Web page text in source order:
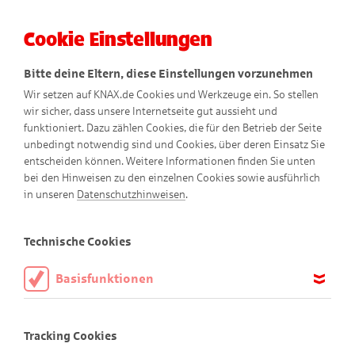
Pomm-Friedels Frühbeet
Mach es wie Pomm-Friedel!
Weißt du, welches Gemüse und Obst am besten schmeckt?
Cookie Einstellungen
Bitte deine Eltern, diese Einstellungen vorzunehmen
Wir setzen auf KNAX.de Cookies und Werkzeuge ein. So stellen
wir sicher, dass unsere Internetseite gut aussieht und
funktioniert. Dazu zählen Cookies, die für den Betrieb der Seite
unbedingt notwendig sind und Cookies, über deren Einsatz Sie
entscheiden können. Weitere Informationen finden Sie unten
bei den Hinweisen zu den einzelnen Cookies sowie ausführlich
in unseren Datenschutzhinweisen.
Technische Cookies
Basisfunktionen
aktiviert sein.
Tracking Cookies